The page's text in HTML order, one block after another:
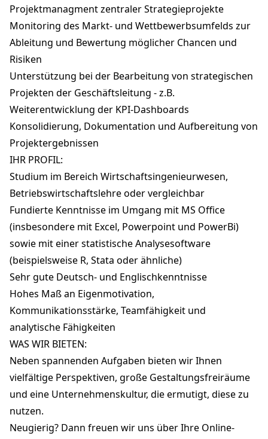
Projektmanagment zentraler Strategieprojekte
Monitoring des Markt- und Wettbewerbsumfelds zur
Ableitung und Bewertung möglicher Chancen und
Risiken
Unterstützung bei der Bearbeitung von strategischen
Projekten der Geschäftsleitung - z.B.
Weiterentwicklung der KPI-Dashboards
Konsolidierung, Dokumentation und Aufbereitung von
Projektergebnissen
IHR PROFIL:
Studium im Bereich Wirtschaftsingenieurwesen,
Betriebswirtschaftslehre oder vergleichbar
Fundierte Kenntnisse im Umgang mit MS Office
(insbesondere mit Excel, Powerpoint und PowerBi)
sowie mit einer statistische Analysesoftware
(beispielsweise R, Stata oder ähnliche)
Sehr gute Deutsch- und Englischkenntnisse
Hohes Maß an Eigenmotivation,
Kommunikationsstärke, Teamfähigkeit und
analytische Fähigkeiten
WAS WIR BIETEN:
Neben spannenden Aufgaben bieten wir Ihnen
vielfältige Perspektiven, große Gestaltungsfreiräume
und eine Unternehmenskultur, die ermutigt, diese zu
nutzen.
Neugierig? Dann freuen wir uns über Ihre Online-